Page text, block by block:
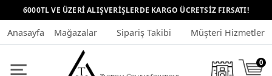
6000TL VE ÜZERİ ALIŞVERİŞLERDE KARGO ÜCRETSİZ FIRSATI!
Anasayfa Mağazalar Sipariş Takibi Müşteri Hizmetleri
0